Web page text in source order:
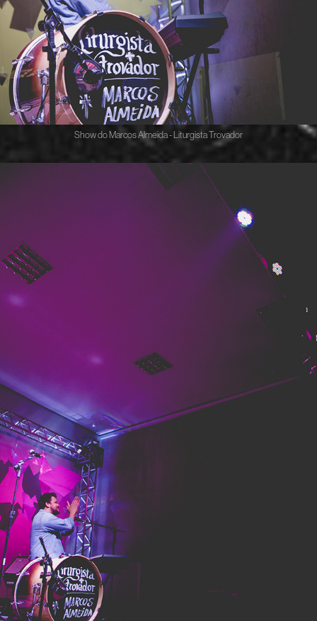
Show do Marcos Almeida - Liturgista Trovador